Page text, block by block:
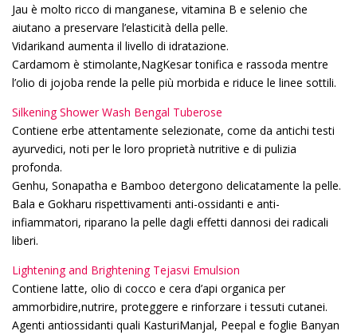
Jau è molto ricco di manganese, vitamina B e selenio che
aiutano a preservare l’elasticità della pelle.
Vidarikand aumenta il livello di idratazione.
Cardamom è stimolante,NagKesar tonifica e rassoda mentre
l’olio di jojoba rende la pelle più morbida e riduce le linee sottili.
Silkening Shower Wash Bengal Tuberose
Contiene erbe attentamente selezionate, come da antichi testi
ayurvedici, noti per le loro proprietà nutritive e di pulizia
profonda.
Genhu, Sonapatha e Bamboo detergono delicatamente la pelle.
Bala e Gokharu rispettivamenti anti-ossidanti e anti-
infiammatori, riparano la pelle dagli effetti dannosi dei radicali
liberi.
Lightening and Brightening Tejasvi Emulsion
Contiene latte, olio di cocco e cera d’api organica per
ammorbidire,nutrire, proteggere e rinforzare i tessuti cutanei.
Agenti antiossidanti quali KasturiManjal, Peepal e foglie Banyan